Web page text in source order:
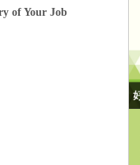
of Your Job